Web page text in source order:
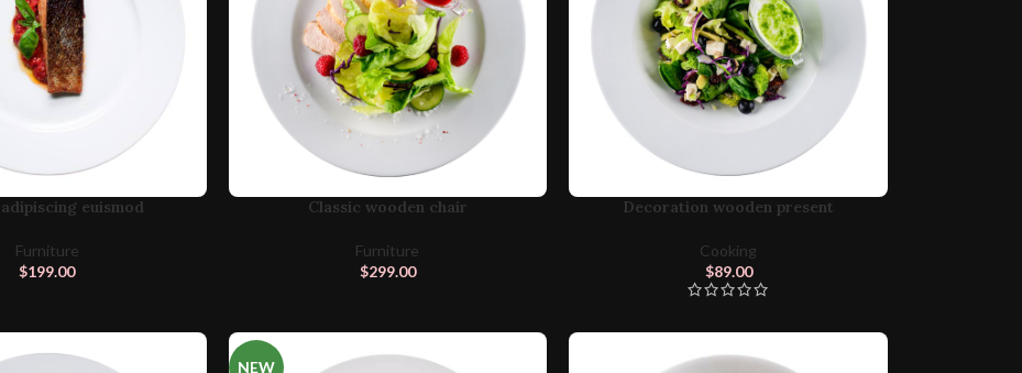
euismod
Furniture
$199.00
Classic wooden chair
Furniture
$299.00
Decoration wooden present
Cooking
$89.00
NEW